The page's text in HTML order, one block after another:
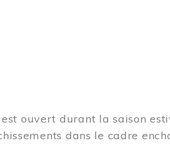
ouvert durant la saison
dans le cadre